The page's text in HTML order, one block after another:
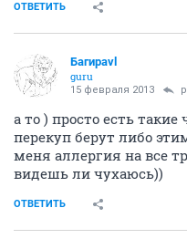
ОТВЕТИТЬ
Багираvl
guru
15 февраля 2013
а то ) просто есть
перекуп берут либо
меня аллергия на все
видешь ли чухаюсь))
ОТВЕТИТЬ